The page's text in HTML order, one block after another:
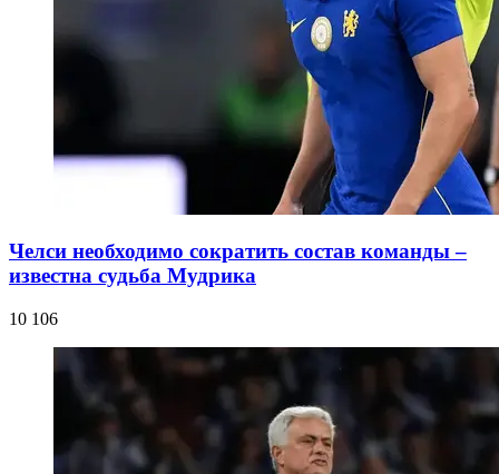
Челси необходимо сократить состав команды –
известна судьба Мудрика
10 106